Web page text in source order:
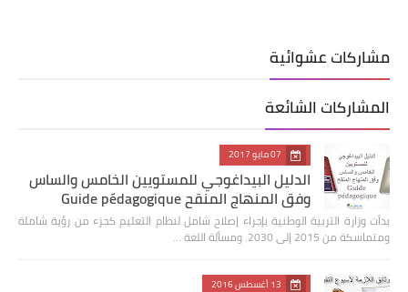
مشاركات عشوائية
المشاركات الشائعة
07 مايو 2017
الدليل البيداغوجي للمستويين الخامس والساس
وفق المنهاج المنقح Guide pédagogique
بدأت وزارة التربية الوطنية بإجراء إصلاح شامل لنظام التعليم كجزء من رؤية شاملة
ومتماسكة من 2015 إلى 2030. ومسألة اللغة …
13 أغسطس 2016